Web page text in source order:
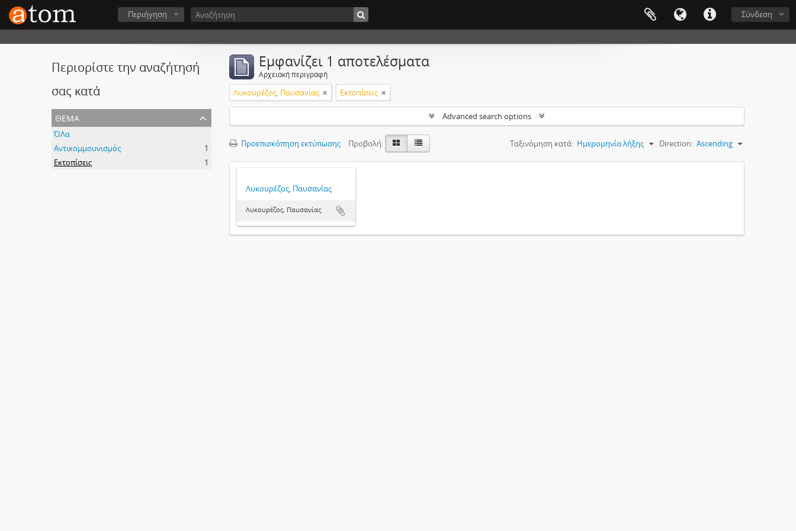
Σύνδεση
Περιήγηση
Περιορίστε την αναζήτησή
σας κατά
θέμα
ΌΛα
Αντικομμουνισμός
1
Εκτοπίσεις
1
Εμφανίζει 1 αποτελέσματα
Αρχειακή περιγραφή
Λυκουρέζος, Παυσανίας Εκτοπίσεις
Advanced search options
Προεπισκόπηση εκτύπωσης Προβολή: Ταξινόμηση κατά: Ημερομηνία λήξης Direction: Ascending
Λυκουρέζος, Παυσανίας
Λυκουρέζος, Παυσανίας